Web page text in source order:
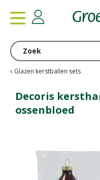
Glazen kerstballen sets
Decoris
ossenbloed